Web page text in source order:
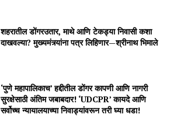
शहरातील डोंगरउतार, माथे आणि टेकड्या निवासी कशा
दाखवल्या? मुख्यमंत्र्यांना पत्र लिहिणार—श्रीनाथ भिमाले
‘पुणे महापालिकाच’ हद्दीतील डोंगर कापणी आणि नागरी
सुरक्षेसाठी अंतिम जबाबदार! ‘UDCPR’ कायदे आणि
सर्वोच्च न्यायालयाच्या निवाड्यांवरून तरी घ्या धडा!